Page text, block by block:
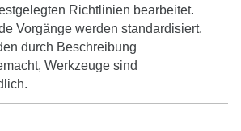
Richtlinien bearbeitet.
Vorgänge werden standardisiert.
durch Beschreibung
Werkzeuge sind